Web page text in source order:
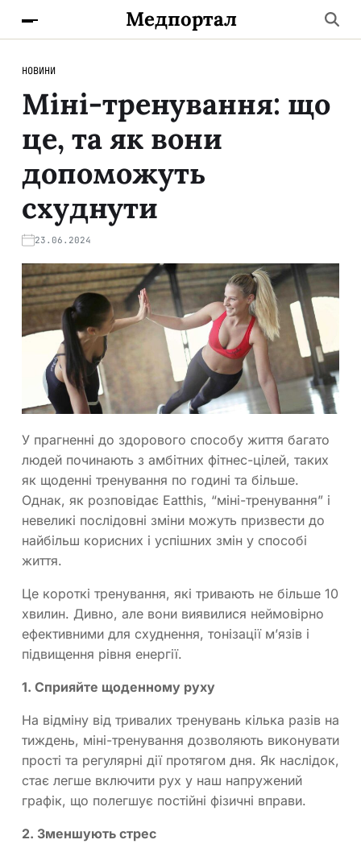
Медпортал
НОВИНИ
Міні-тренування: що
це, та як вони
допоможуть
схуднути
23.06.2024
У прагненні до здорового способу життя багато
людей починають з амбітних фітнес-цілей, таких
як щоденні тренування по годині та більше.
Однак, як розповідає Eatthis, “міні-тренування” і
невеликі послідовні зміни можуть призвести до
найбільш корисних і успішних змін у способі
життя.
Це короткі тренування, які тривають не більше 10
хвилин. Дивно, але вони виявилися неймовірно
ефективними для схуднення, тонізації м’язів і
підвищення рівня енергії.
1. Сприяйте щоденному руху
На відміну від тривалих тренувань кілька разів на
тиждень, міні-тренування дозволяють виконувати
прості та регулярні дії протягом дня. Як наслідок,
стає легше включити рух у наш напружений
графік, що полегшує постійні фізичні вправи.
2. Зменшують стрес